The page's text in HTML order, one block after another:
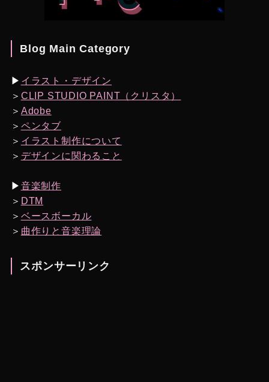
Blog Main Category
▶︎ イラスト・デザイン
＞ CLIP STUDIO PAINT（クリスタ）
＞ Adobe
＞ ペンタブ
＞ イラスト制作について
＞ デザインに関わること
▶︎ 音楽制作
＞ DTM
＞ ベースボーカル
＞ 曲作りと音楽理論
スポンサーリンク